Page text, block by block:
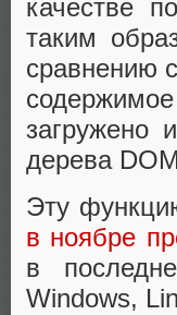
качестве
таким
сравнению
загружено
дерева
Эту
в ноябре
в
Windows,